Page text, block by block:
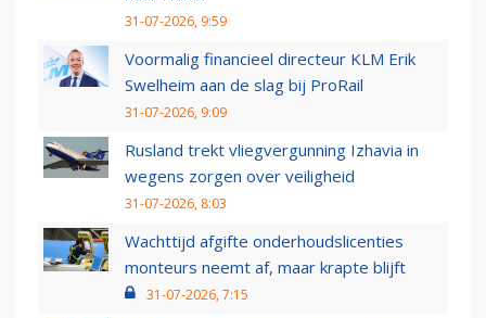
31-07-2026, 9:59
Voormalig financieel directeur KLM Erik
Swelheim aan de slag bij ProRail
31-07-2026, 9:09
Rusland trekt vliegvergunning Izhavia in
wegens zorgen over veiligheid
31-07-2026, 8:03
Wachttijd afgifte onderhoudslicenties
monteurs neemt af, maar krapte blijft
31-07-2026, 7:15